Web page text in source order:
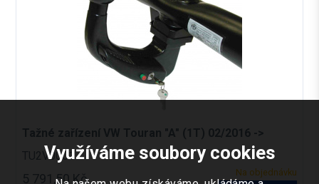
Tažné zařízení VW Touran "A" (1T) 02/2016 ->
TU2V0001
Na objednávku
5 791,50 Kč
Využíváme soubory cookies